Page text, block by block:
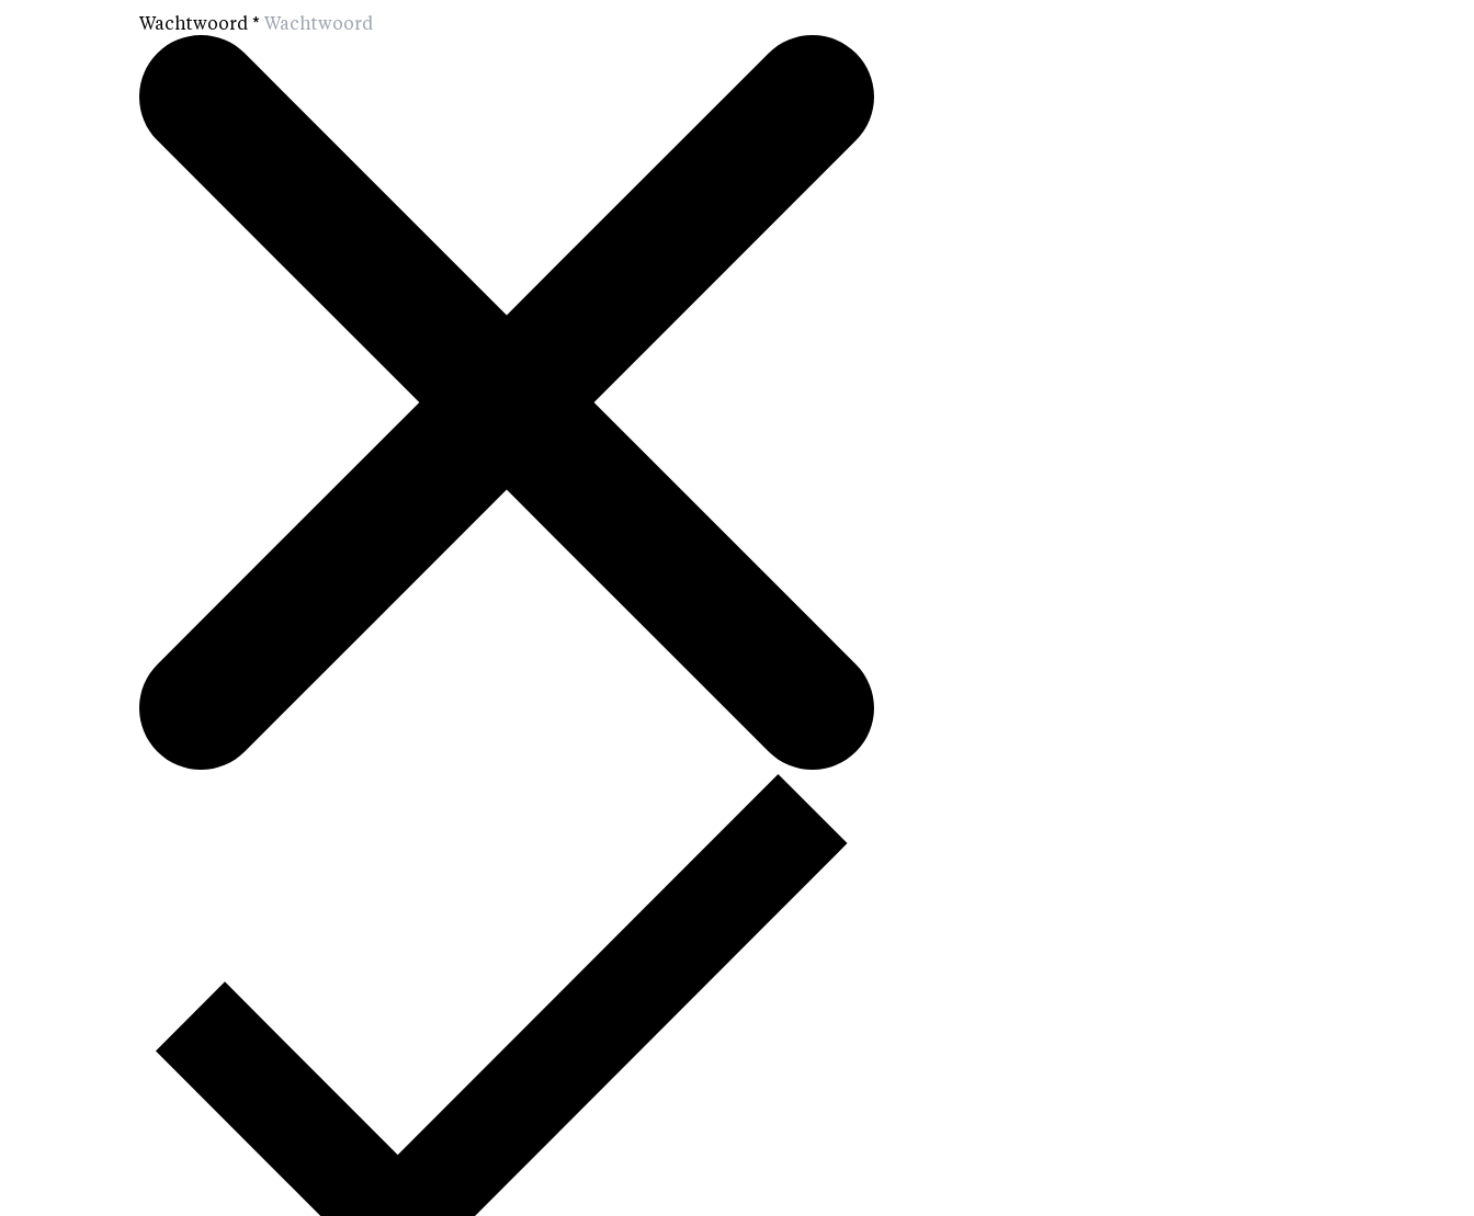
Wachtwoord *